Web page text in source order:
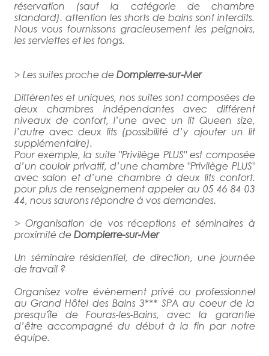
réservation (sauf la catégorie de chambre
standard). attention les shorts de bains sont interdits.
Nous vous fournissons gracieusement les peignoirs,
les serviettes et les tongs.
> Les suites proche de Dompierre-sur-Mer
Différentes et uniques, nos suites sont composées de
deux chambres indépendantes avec différent
niveaux de confort, l’une avec un lit Queen size,
l’autre avec deux lits (possibilité d’y ajouter un lit
supplémentaire).
Pour exemple, la suite "Privilège PLUS" est composée
d’un couloir privatif, d’une chambre "Privilège PLUS"
avec salon et d’une chambre à deux lits confort.
pour plus de renseignement appeler au 05 46 84 03
44, nous saurons répondre à vos demandes.
> Organisation de vos réceptions et séminaires à
proximité de Dompierre-sur-Mer
Un séminaire résidentiel, de direction, une journée
de travail ?
Organisez votre évènement privé ou professionnel
au Grand Hôtel des Bains 3*** SPA au coeur de la
presqu'île de Fouras-les-Bains, avec la garantie
d’être accompagné du début à la fin par notre
équipe.